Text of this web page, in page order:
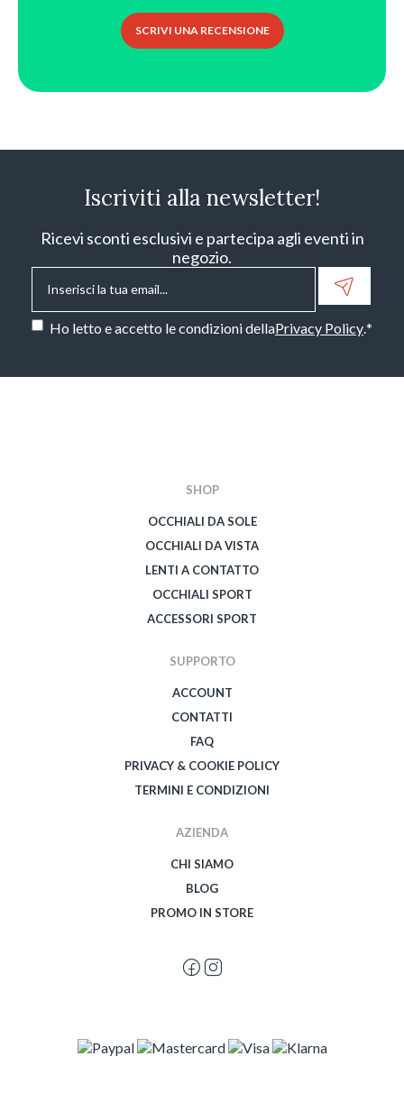
SCRIVI UNA RECENSIONE
Iscriviti alla newsletter!
Ricevi sconti esclusivi e partecipa agli eventi in
negozio.
Email*
Consenso*
Ho letto e accetto le condizioni dellaPrivacy Policy.*
SHOP
OCCHIALI DA SOLE
OCCHIALI DA VISTA
LENTI A CONTATTO
OCCHIALI SPORT
ACCESSORI SPORT
SUPPORTO
ACCOUNT
CONTATTI
FAQ
PRIVACY & COOKIE POLICY
TERMINI E CONDIZIONI
AZIENDA
CHI SIAMO
BLOG
PROMO IN STORE